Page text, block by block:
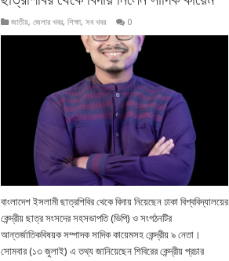
জাতীয়, জেলার খবর, শিক্ষা, সব খবর 0
বাংলাদেশ ইসলামী ছাত্রশিবির থেকে বিদায় নিয়েছেন ঢাকা বিশ্ববিদ্যালয়ের
কেন্দ্রীয় ছাত্র সংসদের সহসভাপতি (ভিপি) ও সংগঠনটির
আন্তর্জাতিকবিষয়ক সম্পাদক সাদিক কায়েমসহ কেন্দ্রীয় ৯ নেতা।
সোমবার (১৩ জুলাই) এ তথ্য জানিয়েছেন শিবিরের কেন্দ্রীয় প্রচার